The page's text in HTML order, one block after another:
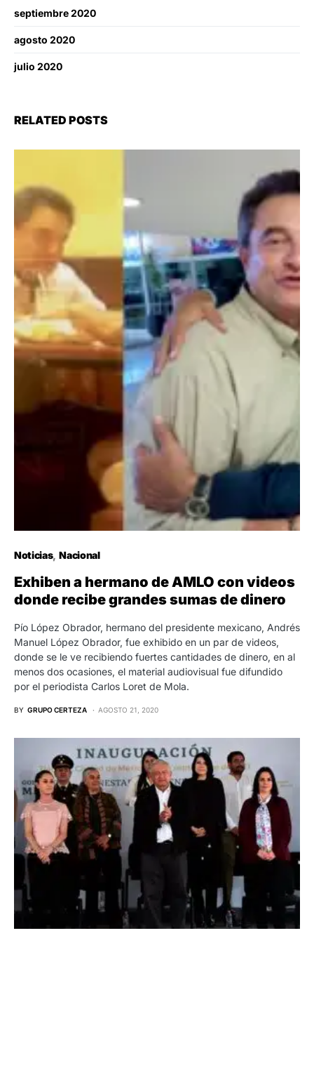
septiembre 2020
agosto 2020
julio 2020
RELATED POSTS
Noticias Nacional
Exhiben a hermano de AMLO con videos
donde recibe grandes sumas de dinero
Pío López Obrador, hermano del presidente mexicano, Andrés
Manuel López Obrador, fue exhibido en un par de videos,
donde se le ve recibiendo fuertes cantidades de dinero, en al
menos dos ocasiones, el material audiovisual fue difundido
por el periodista Carlos Loret de Mola.
BY GRUPO CERTEZA AGOSTO 21, 2020